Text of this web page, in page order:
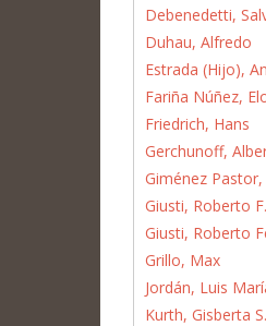
Debenedetti,
Duhau, Alfredo
Estrada (Hijo),
Fariña Núñez,
Friedrich, Hans
Gerchunoff,
Giménez
Giusti, Roberto F.
Giusti, Roberto
Grillo, Max
Jordán, Luis
Kurth, Gisberta